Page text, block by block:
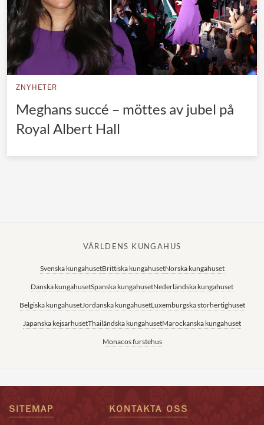
ZNYHETER
Meghans succé – möttes av jubel på
Royal Albert Hall
VÄRLDENS KUNGAHUS
Svenska kungahusetBrittiska kungahusetNorska kungahuset
Danska kungahusetSpanska kungahusetNederländska kungahuset
Belgiska kungahusetJordanska kungahusetLuxemburgska storhertighuset
Japanska kejsarhusetThailändska kungahusetMarockanska kungahuset
Monacos furstehus
SITEMAP KONTAKTA OSS